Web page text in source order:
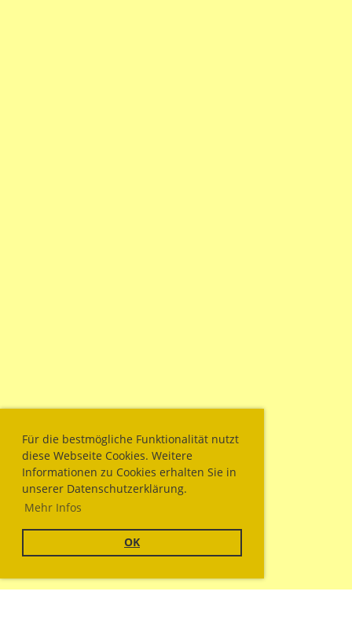
Für die bestmögliche Funktionalität nutzt
diese Webseite Cookies. Weitere
Informationen zu Cookies erhalten Sie in
unserer Datenschutzerklärung.
Mehr Infos
OK